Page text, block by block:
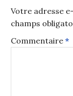
Votre adresse
champs
Commentaire*